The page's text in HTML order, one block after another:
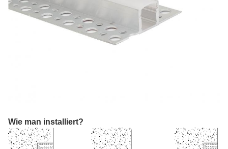
Wie man installiert?